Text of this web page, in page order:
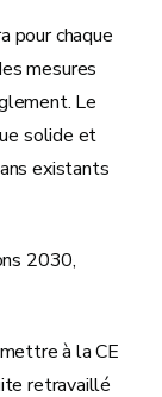
pour chaque
mesures
Le
solide et
existants
2030,
à la CE
retravaillé